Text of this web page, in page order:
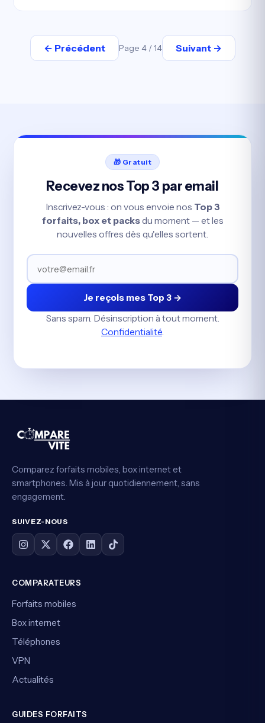
← Précédent Page 4 / 14 Suivant →
🎁 Gratuit
Recevez nos Top 3 par email
Inscrivez-vous : on vous envoie nos Top 3
forfaits, box et packsdu moment — et les
nouvelles offres dès qu'elles sortent.
Je reçois mes Top 3 →
Sans spam. Désinscription à tout moment.
Confidentialité.
Comparez forfaits mobiles, box internet et
smartphones. Mis à jour quotidiennement, sans
engagement.
SUIVEZ-NOUS
COMPARATEURS
Forfaits mobiles
Box internet
Téléphones
VPN
Actualités
GUIDES FORFAITS